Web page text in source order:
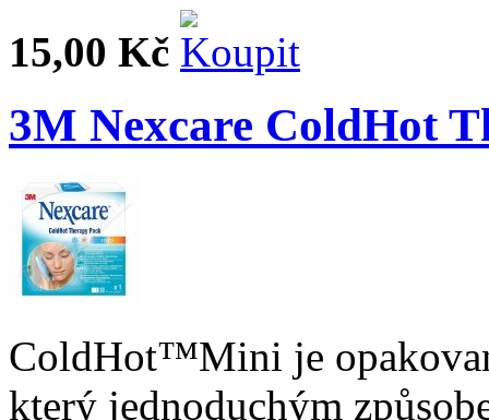
15,00 Kč
3M Nexcare ColdHot
ColdHot™Mini je
který jednoduchým